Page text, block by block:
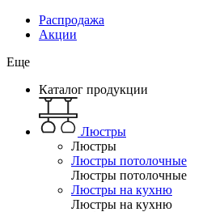
Распродажа
Акции
Еще
Каталог продукции
Люстры
Люстры
Люстры потолочные
Люстры потолочные
Люстры на кухню
Люстры на кухню